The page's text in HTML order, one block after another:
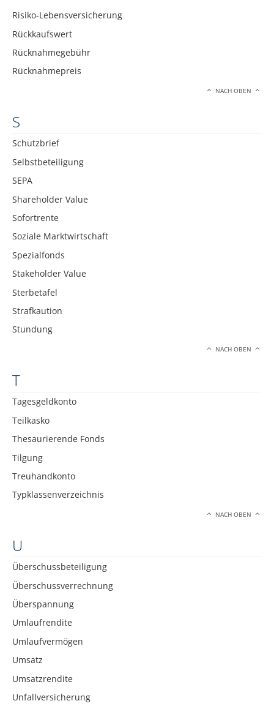
Risiko-Lebensversicherung
Rückkaufswert
Rücknahmegebühr
Rücknahmepreis
NACH OBEN
S
Schutzbrief
Selbstbeteiligung
SEPA
Shareholder Value
Sofortrente
Soziale Marktwirtschaft
Spezialfonds
Stakeholder Value
Sterbetafel
Strafkaution
Stundung
NACH OBEN
T
Tagesgeldkonto
Teilkasko
Thesaurierende Fonds
Tilgung
Treuhandkonto
Typklassenverzeichnis
NACH OBEN
U
Überschussbeteiligung
Überschussverrechnung
Überspannung
Umlaufrendite
Umlaufvermögen
Umsatz
Umsatzrendite
Unfallversicherung